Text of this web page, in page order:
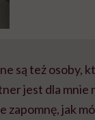
są też osoby,
jest dla mnie
zapomnę, jak